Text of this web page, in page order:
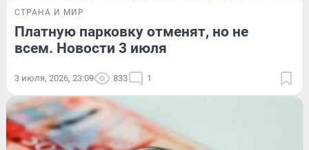
СТРАНА И МИР
Платную парковку отменят, но не
всем. Новости 3 июля
3 июля, 2026, 23:09 833 1